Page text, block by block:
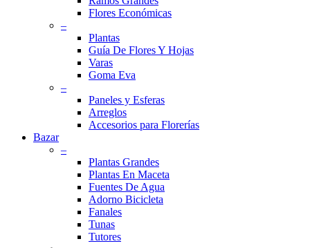
Flores Económicas
–
Plantas
Guía De Flores Y Hojas
Varas
Goma Eva
–
Paneles y Esferas
Arreglos
Accesorios para Florerías
Bazar
–
Plantas Grandes
Plantas En Maceta
Fuentes De Agua
Adorno Bicicleta
Fanales
Tunas
Tutores